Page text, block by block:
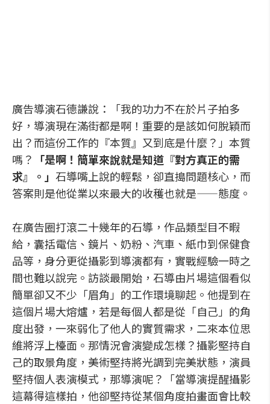
廣告導演石德謙說：「我的功力不在於片子拍多
好，導演現在滿街都是啊！重要的是該如何脫穎而
出？而這份工作的『本質』又到底是什麼？」本質
嗎？ 「是啊！簡單來說就是知道『對方真正的需
求』。」 石導嘴上說的輕鬆，卻直搗問題核心，而
答案則是他從業以來最大的收穫也就是——態度。
在廣告圈打滾二十幾年的石導，作品類型目不暇
給，囊括電信、鏡片、奶粉、汽車、紙巾到保健食
品等，身分更從攝影到導演都有，實戰經驗一時之
間也難以說完。訪談最開始，石導由片場這個看似
簡單卻又不少「眉角」的工作環境聊起。他提到在
這個片場大熔爐，若是每個人都是從「自己」的角
度出發，一來弱化了他人的實質需求，二來本位思
維將浮上檯面。那情況會演變成怎樣？攝影堅持自
己的取景角度，美術堅持將光調到完美狀態，演員
堅持個人表演模式，那導演呢？「當導演提醒攝影
這幕得這樣拍，他卻堅持從某個角度拍畫面會比較